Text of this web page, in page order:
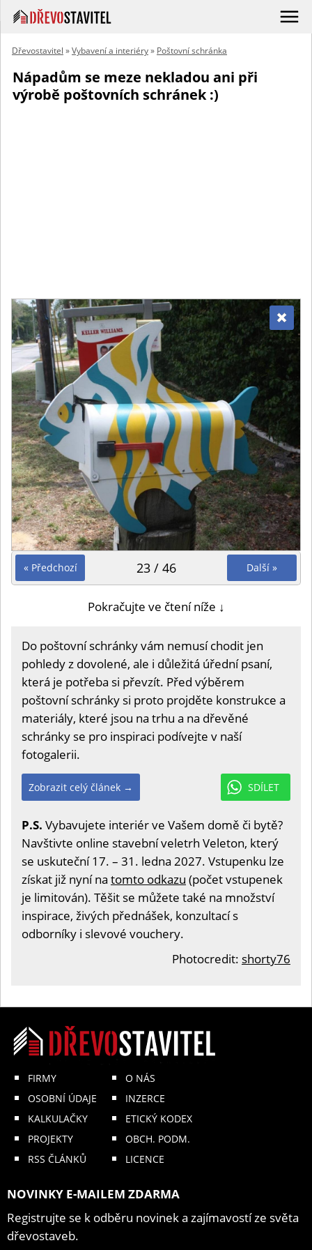
Dřevostavitel »Vybavení a interiéry» Poštovní schránka
Nápadům se meze nekladou ani při
výrobě poštovních schránek :)
« Předchozí Další »
23 / 46
Pokračujte ve čtení níže ↓
Do poštovní schránky vám nemusí chodit jen
pohledy z dovolené, ale i důležitá úřední psaní,
která je potřeba si převzít. Před výběrem
poštovní schránky si proto projděte konstrukce a
materiály, které jsou na trhu a na dřevěné
schránky se pro inspiraci podívejte v naší
fotogalerii.
SDÍLET
Zobrazit celý článek →
P.S. Vybavujete interiér ve Vašem domě či bytě?
Navštivte online stavební veletrh Veleton, který
se uskuteční 17. – 31. ledna 2027. Vstupenku lze
získat již nyní na tomto odkazu (počet vstupenek
je limitován). Těšit se můžete také na množství
inspirace, živých přednášek, konzultací s
odborníky i slevové vouchery.
Photocredit: shorty76
FIRMY
OSOBNÍ ÚDAJE
KALKULAČKY
PROJEKTY
RSS ČLÁNKŮ
O NÁS
INZERCE
ETICKÝ KODEX
OBCH. PODM.
LICENCE
NOVINKY E-MAILEM ZDARMA
Registrujte se k odběru novinek a zajímavostí ze světa
dřevostaveb.